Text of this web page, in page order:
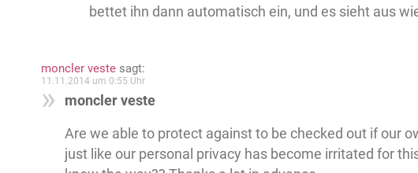
bettet ihn dann automatisch ein, und es sieht aus
moncler veste sagt:
11.11.2014 um 0:55 Uhr
moncler veste
Are we able to protect against to be checked out if our
just like our personal privacy has become irritated for